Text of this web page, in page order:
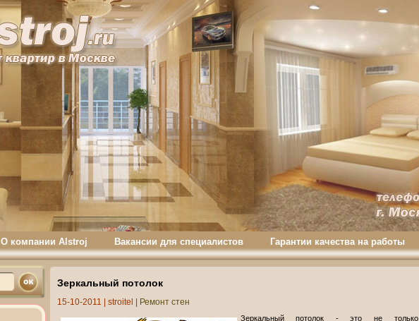
Гарантии качества на работы
Вакансии для специалистов
О компании Alstroj
Зеркальный потолок
15-10-2011 | stroitel Ремонт стен
Зеркальный потолок - это не только